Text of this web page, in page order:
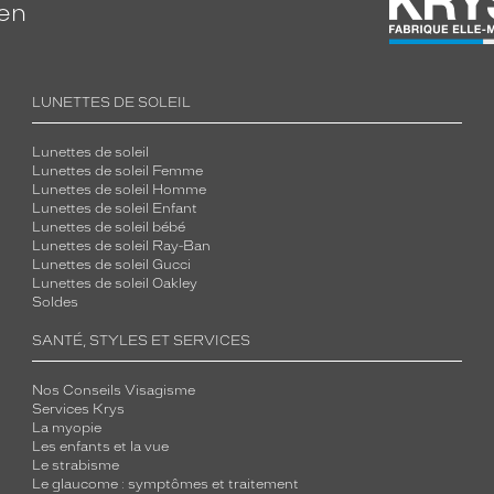
LUNETTES DE SOLEIL
Lunettes de soleil
Lunettes de soleil Femme
Lunettes de soleil Homme
Lunettes de soleil Enfant
Lunettes de soleil bébé
Lunettes de soleil Ray-Ban
Lunettes de soleil Gucci
Lunettes de soleil Oakley
Soldes
SANTÉ, STYLES ET SERVICES
Nos Conseils Visagisme
Services Krys
La myopie
Les enfants et la vue
Le strabisme
Le glaucome : symptômes et traitement